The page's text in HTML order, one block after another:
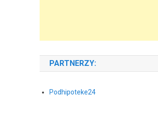
PARTNERZY:
Podhipoteke24